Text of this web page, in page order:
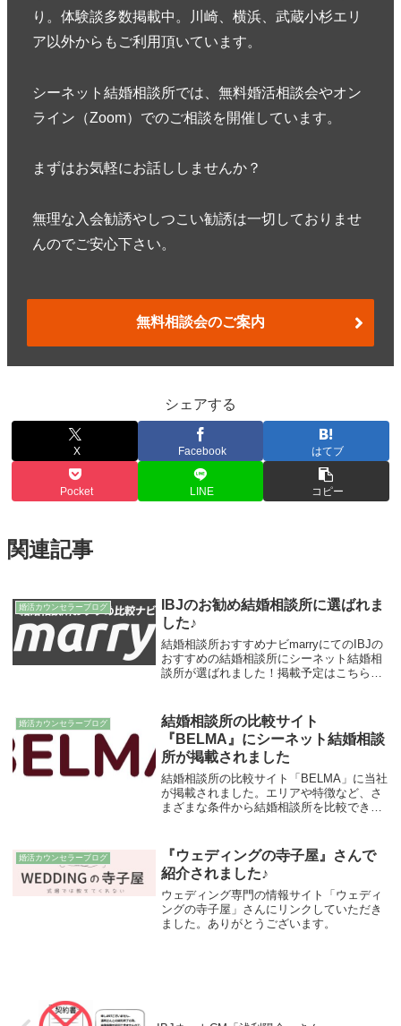
り。体験談多数掲載中。川崎、横浜、武蔵小杉エリ
ア以外からもご利用頂いています。
シーネット結婚相談所では、無料婚活相談会やオン
ライン（Zoom）でのご相談を開催しています。
まずはお気軽にお話ししませんか？
無理な入会勧誘やしつこい勧誘は一切しておりませ
んのでご安心下さい。
無料相談会のご案内
シェアする
X Facebook はてブ
Pocket LINE コピー
関連記事
婚活カウンセラーブログ
IBJのお勧め結婚相談所に選ばれま
した♪
結婚相談所おすすめナビmarryにてのIBJの
おすすめの結婚相談所にシーネット結婚相
談所が選ばれました！掲載予定はこちらの
婚活カウンセラーブログ
結婚相談所の比較サイト
『BELMA』にシーネット結婚相談
所が掲載されました
結婚相談所の比較サイト「BELMA」に当社
が掲載されました。エリアや特徴など、さ
まざまな条件から結婚相談所を比較できる
らご覧いただけます。
婚活カウンセラーブログ
『ウェディングの寺子屋』さんで
紹介されました♪
ウェディング専門の情報サイト「ウェディ
ングの寺子屋」さんにリンクしていただき
ました。ありがとうございます。